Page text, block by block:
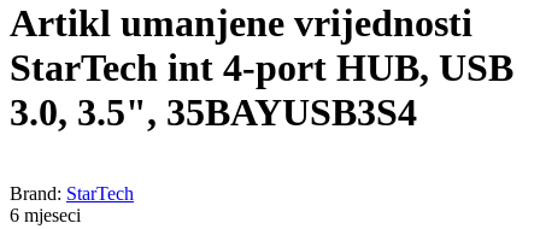
Artikl umanjene vrijednosti
StarTech int 4-port HUB, USB
3.0, 3.5", 35BAYUSB3S4
Brand: StarTech
6 mjeseci